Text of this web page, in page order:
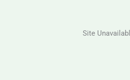
Site